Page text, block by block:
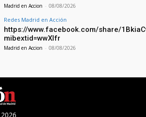
Madrid en Accion - 08/08/2026
Redes Madrid en Acción
https://www.facebook.com/share/
mibextid=wwXIfr
Madrid en Accion - 08/08/2026